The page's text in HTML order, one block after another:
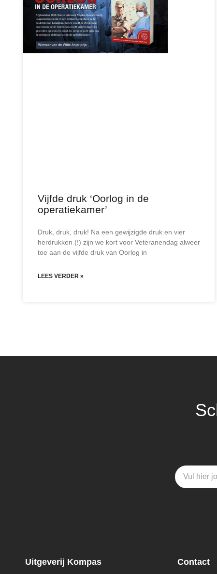
Vijfde druk ‘Oorlog in de
operatiekamer’
Druk, druk, druk! Na een gewijzigde druk en vier
herdrukken (!) zijn we kort voor Veteranendag alweer
toe aan de vijfde druk van Oorlog in
LEES VERDER »
Uitgeverij Kompas Contact